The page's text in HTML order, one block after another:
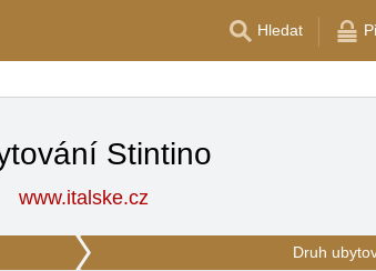
Hledat
Stintino
www.italske.cz
Druh